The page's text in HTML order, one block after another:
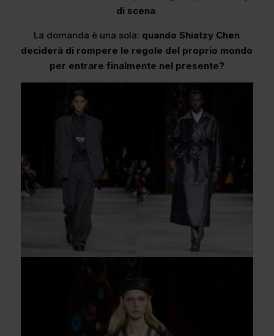
di scena.
La domanda è una sola: quando Shiatzy Chen
deciderà di rompere le regole del proprio mondo
per entrare finalmente nel presente?